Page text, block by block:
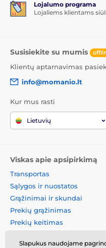
Lojalumo programa
Lojaliems klientams
Susisiekite su mumis
Klientų aptarnavimas
info@momanio.lt
Kur mus rasti
Lietuvių
Viskas apie apsipirkimą
Transportas
Sąlygos ir nuostatos
Grąžinimai ir skundai
Prekių grąžinimas
Prekių keitimas
Slapukus naudojame